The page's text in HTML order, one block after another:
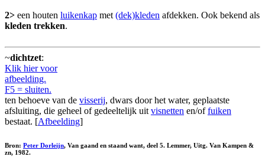
2> een houten luikenkap met(dek)kleden afdekken. Ook bekend als
kleden trekken.
~dichtzet:
Klik hier voor
afbeelding.
F5 = sluiten.
ten behoeve van de visserij, dwars door het water, geplaatste
afsluiting, die geheel of gedeeltelijk uitvisnetten en/offuiken
bestaat. [Afbeelding]
Bron: Peter Dorleijn, Van gaand en staand want, deel 5. Lemmer, Uitg. Van Kampen &
zn, 1982.